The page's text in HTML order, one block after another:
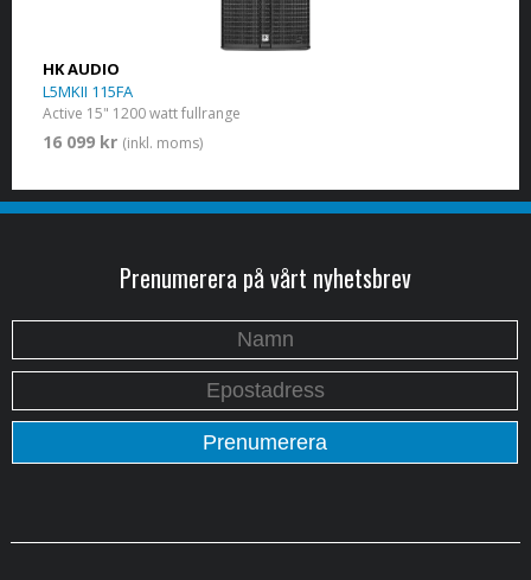
HK AUDIO
L5MKII 115FA
Active 15" 1200 watt fullrange
16 099 kr (inkl. moms)
Prenumerera på vårt nyhetsbrev